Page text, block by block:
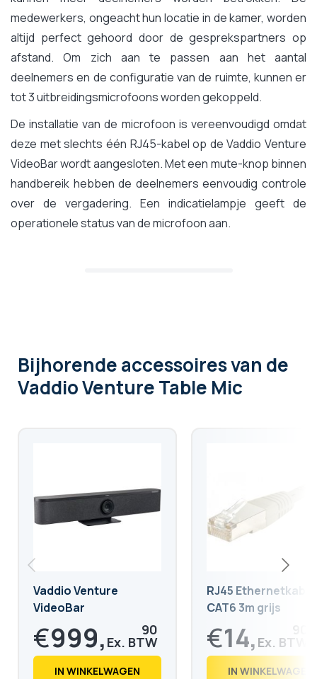
medewerkers, ongeacht hun locatie in de kamer, worden
altijd perfect gehoord door de gesprekspartners op
afstand. Om zich aan te passen aan het aantal
deelnemers en de configuratie van de ruimte, kunnen er
tot 3 uitbreidingsmicrofoons worden gekoppeld.
De installatie van de microfoon is vereenvoudigd omdat
deze met slechts één RJ45-kabel op de Vaddio Venture
VideoBar wordt aangesloten. Met een mute-knop binnen
handbereik hebben de deelnemers eenvoudig controle
over de vergadering. Een indicatielampje geeft de
operationele status van de microfoon aan.
Bijhorende accessoiresvan de
Vaddio Venture Table Mic
Vaddio Venture
VideoBar
€999, 90
€ 1.209,
IN WINKELWAGEN
RJ45 Ethernetkabel
CAT6 3m grijs
€14,
€ 18,IN WINKELWAGEN